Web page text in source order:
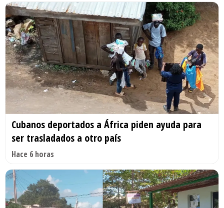
Cubanos deportados a África piden ayuda para
ser trasladados a otro país
Hace 6 horas